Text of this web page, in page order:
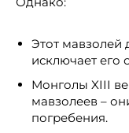
Этот мавзолей
исключает его
Монголы XIII
мавзолеев –
погребения.